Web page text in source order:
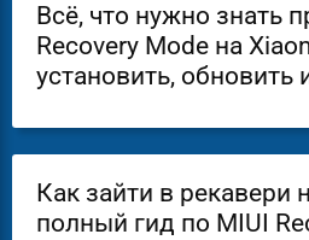
Всё, что нужно знать
Recovery Mode на
установить, обновить
Как зайти в рекавери
полный гид по MIUI